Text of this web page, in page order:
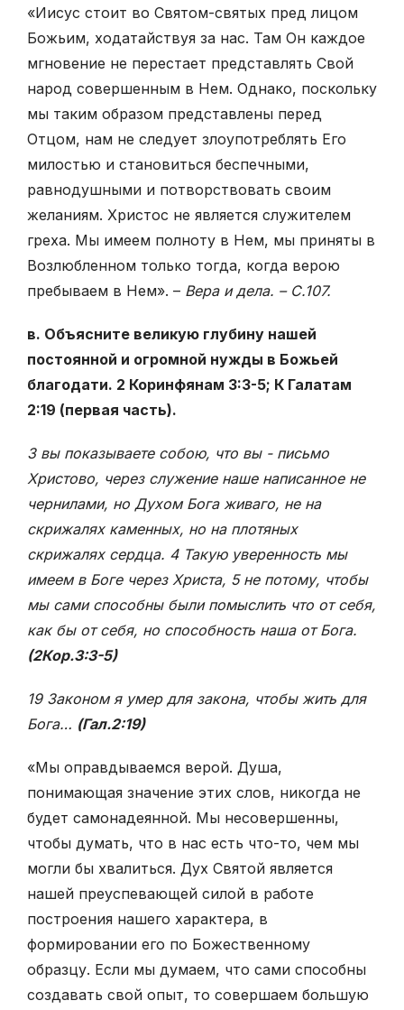
«Иисус стоит во Святом-святых пред лицом
Божьим, ходатайствуя за нас. Там Он каждое
мгновение не перестает представлять Свой
народ совершенным в Нем. Однако, поскольку
мы таким образом представлены перед
Отцом, нам не следует злоупотреблять Его
милостью и становиться беспечными,
равнодушными и потворствовать своим
желаниям. Христос не является служителем
греха. Мы имеем полноту в Нем, мы приняты в
Возлюбленном только тогда, когда верою
пребываем в Нем». – Вера и дела. – С.107.
в. Объясните великую глубину нашей
постоянной и огромной нужды в Божьей
благодати. 2 Коринфянам 3:3-5; К Галатам
2:19 (первая часть).
3 вы показываете собою, что вы - письмо
Христово, через служение наше написанное не
чернилами, но Духом Бога живаго, не на
скрижалях каменных, но на плотяных
скрижалях сердца. 4 Такую уверенность мы
имеем в Боге через Христа, 5 не потому, чтобы
мы сами способны были помыслить что от себя,
как бы от себя, но способность наша от Бога.
(2Кор.3:3-5)
19 Законом я умер для закона, чтобы жить для
Бога… (Гал.2:19)
«Мы оправдываемся верой. Душа,
понимающая значение этих слов, никогда не
будет самонадеянной. Мы несовершенны,
чтобы думать, что в нас есть что-то, чем мы
могли бы хвалиться. Дух Святой является
нашей преуспевающей силой в работе
построения нашего характера, в
формировании его по Божественному
образцу. Если мы думаем, что сами способны
создавать свой опыт, то совершаем большую